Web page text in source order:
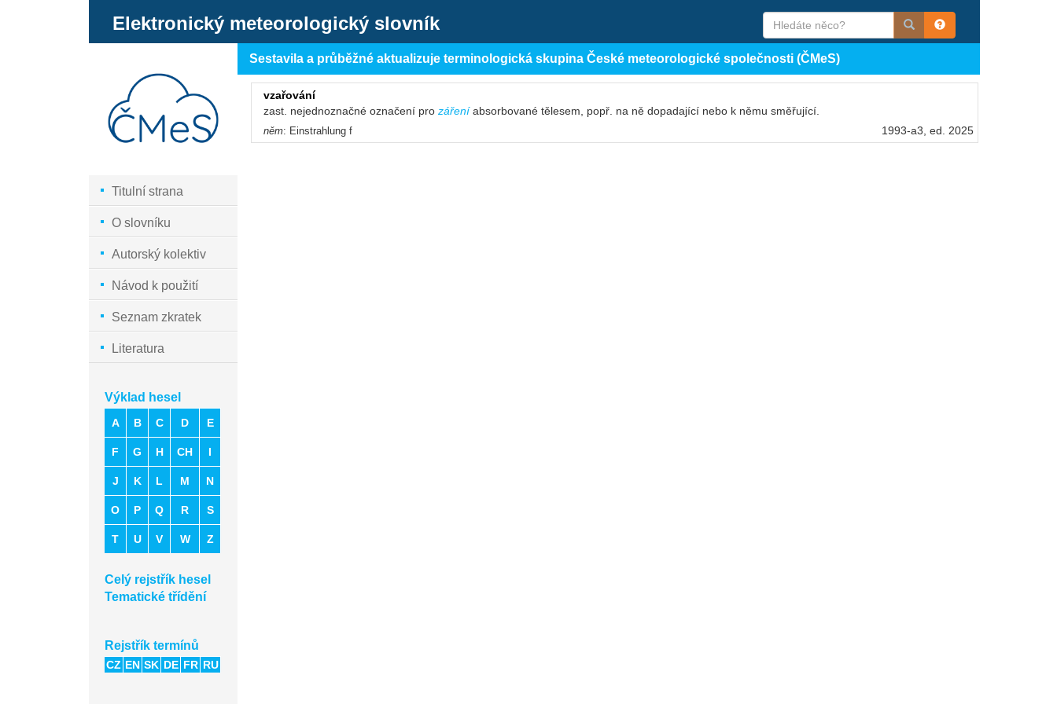
Elektronický meteorologický slovník
Titulní strana
O slovníku
Autorský kolektiv
Návod k použití
Seznam zkratek
Literatura
Výklad hesel
A B C D E
F G H CH I
J K L M N
O P Q R S
T U V W Z
Celý rejstřík hesel
Tematické třídění
Rejstřík termínů
CZ EN SK DE FR RU
Sestavila a průběžné aktualizuje terminologická skupina České meteorologické společnosti (ČMeS)
vzařování
zast. nejednoznačné označení pro zářeníabsorbované tělesem, popř. na ně dopadající nebo k němu směřující.
něm: Einstrahlung f 1993-a3, ed. 2025